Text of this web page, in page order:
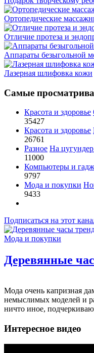
Ортопедические
Отличие протеза и
Аппараты безыгольной
Лазерная шлифовка кожи
Самые
Красота и здоровье
35427
Красота и здоровье
26761
Разное На цугундер
11000
Компьютеры и
9797
Мода и покупки
9433
Подписаться на этот
Мода и покупки
Деревянные
Мода очень капризная
немыслимых моделей и
ничто иное,
Интересное видео